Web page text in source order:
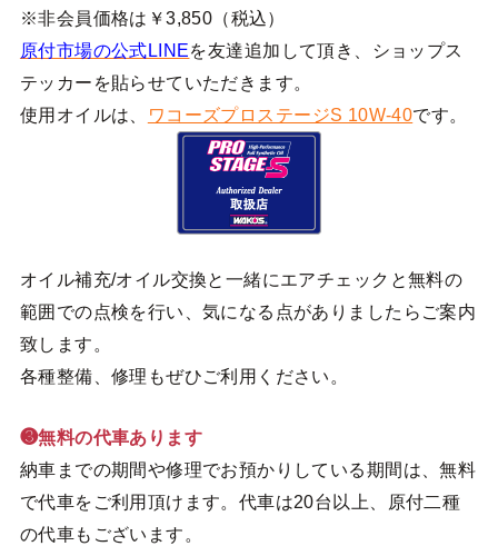
※非会員価格は￥3,850（税込）
原付市場の公式LINEを友達追加して頂き、ショップス
テッカーを貼らせていただきます。
使用オイルは、
ワコーズプロステージS 10W-40です。
オイル補充/オイル交換と一緒にエアチェックと無料の
範囲での点検を行い、気になる点がありましたらご案内
致します。
各種整備、修理もぜひご利用ください。
❸無料の代車あります
納車までの期間や修理でお預かりしている期間は、無料
で代車をご利用頂けます。代車は20台以上、原付二種
の代車もございます。